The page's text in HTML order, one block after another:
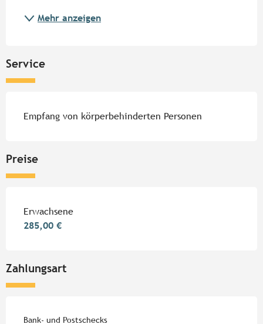
Mehr anzeigen
Service
Empfang von körperbehinderten Personen
Preise
Preise 2026
Erwachsene
285,00 €
Zahlungsart
Bank- und Postschecks